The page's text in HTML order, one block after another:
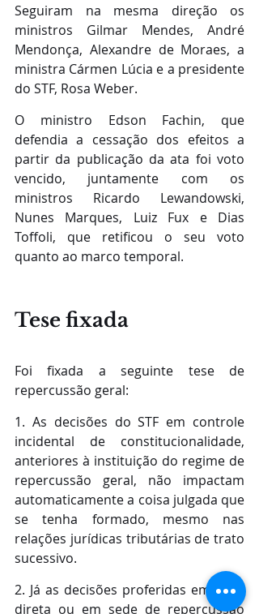
Seguiram na mesma direção os
ministros Gilmar Mendes, André
Mendonça, Alexandre de Moraes, a
ministra Cármen Lúcia e a presidente
do STF, Rosa Weber.
O ministro Edson Fachin, que
defendia a cessação dos efeitos a
partir da publicação da ata foi voto
vencido, juntamente com os
ministros Ricardo Lewandowski,
Nunes Marques, Luiz Fux e Dias
Toffoli, que retificou o seu voto
quanto ao marco temporal.
Tese fixada
Foi fixada a seguinte tese de
repercussão geral:
1. As decisões do STF em controle
incidental de constitucionalidade,
anteriores à instituição do regime de
repercussão geral, não impactam
automaticamente a coisa julgada que
se tenha formado, mesmo nas
relações jurídicas tributárias de trato
sucessivo.
2. Já as decisões proferidas em ação
direta ou em sede de repercussão